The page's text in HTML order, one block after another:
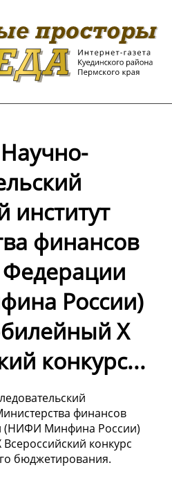
институт
финансов
Федерации
России)
Х
конкурс...
финансов
(НИФИ Минфина России)
конкурс
бюджетирования.